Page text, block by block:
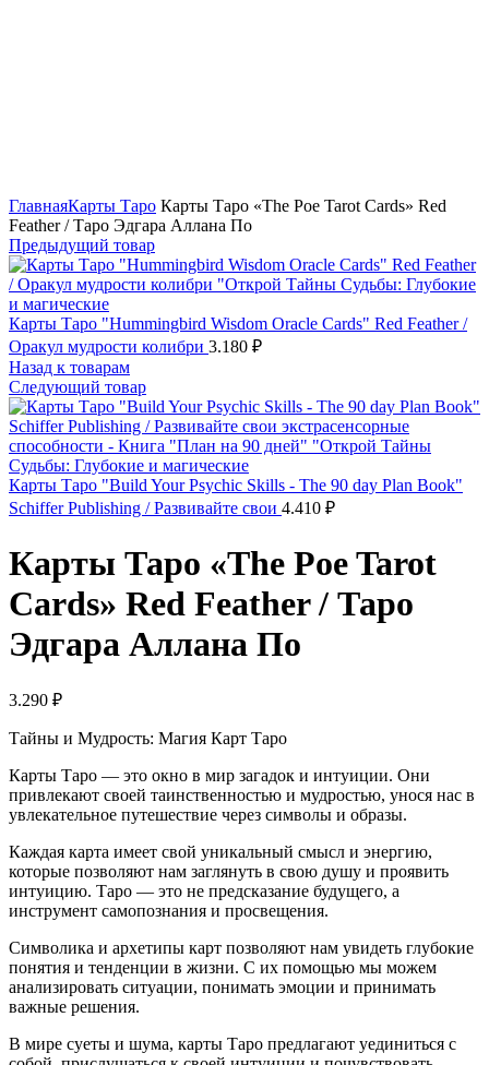
ГлавнаяКарты Таро Карты Таро «The Poe Tarot Cards» Red
Feather / Таро Эдгара Аллана По
Предыдущий товар
Карты Таро "Hummingbird Wisdom Oracle Cards" Red Feather /
Оракул мудрости колибри 3.180 ₽
Назад к товарам
Следующий товар
Карты Таро "Build Your Psychic Skills - The 90 day Plan Book"
Schiffer Publishing / Развивайте свои 4.410 ₽
Карты Таро «The Poe Tarot
Cards» Red Feather / Таро
Эдгара Аллана По
3.290 ₽
Тайны и Мудрость: Магия Карт Таро
Карты Таро — это окно в мир загадок и интуиции. Они
привлекают своей таинственностью и мудростью, унося нас в
увлекательное путешествие через символы и образы.
Каждая карта имеет свой уникальный смысл и энергию,
которые позволяют нам заглянуть в свою душу и проявить
интуицию. Таро — это не предсказание будущего, а
инструмент самопознания и просвещения.
Символика и архетипы карт позволяют нам увидеть глубокие
понятия и тенденции в жизни. С их помощью мы можем
анализировать ситуации, понимать эмоции и принимать
важные решения.
В мире суеты и шума, карты Таро предлагают уединиться с